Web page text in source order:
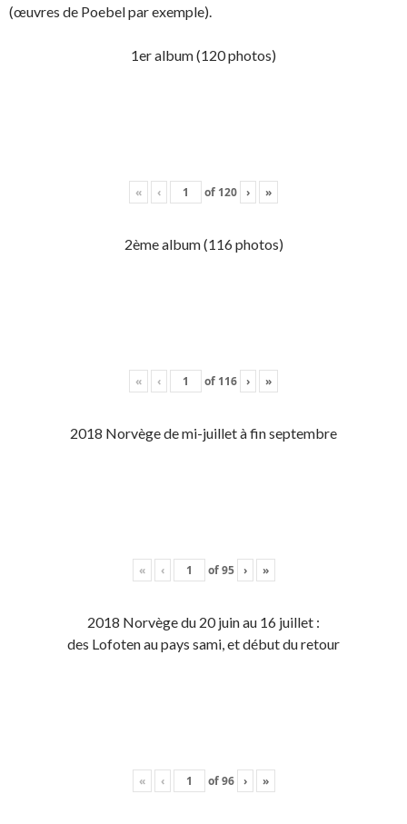
(œuvres de Poebel par exemple).
1er album (120 photos)
« ‹ of 120 › »
2ème album (116 photos)
« ‹ of 116 › »
2018 Norvège de mi-juillet à fin septembre
« ‹ of95 › »
2018 Norvège du 20 juin au 16 juillet :
des Lofoten au pays sami, et début du retour
« ‹ of96 › »